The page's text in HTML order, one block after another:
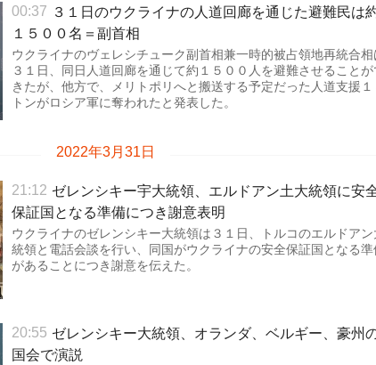
00:37 ３１日のウクライナの人道回廊を通じた避難民は
１５００名＝副首相
ウクライナのヴェレシチューク副首相兼一時的被占領地再統合相
３１日、同日人道回廊を通じて約１５００人を避難させることが
きたが、他方で、メリトポリへと搬送する予定だった人道支援１
トンがロシア軍に奪われたと発表した。
2022年3月31日
21:12 ゼレンシキー宇大統領、エルドアン土大統領に安
保証国となる準備につき謝意表明
ウクライナのゼレンシキー大統領は３１日、トルコのエルドアン
統領と電話会談を行い、同国がウクライナの安全保証国となる準
があることにつき謝意を伝えた。
20:55 ゼレンシキー大統領、オランダ、ベルギー、豪州
国会で演説